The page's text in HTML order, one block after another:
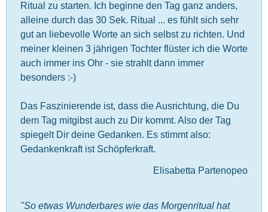
Ritual zu starten. Ich beginne den Tag ganz anders,
alleine durch das 30 Sek. Ritual ... es fühlt sich sehr
gut an liebevolle Worte an sich selbst zu richten. Und
meiner kleinen 3 jährigen Tochter flüster ich die Worte
auch immer ins Ohr - sie strahlt dann immer
besonders :-)
Das Faszinierende ist, dass die Ausrichtung, die Du
dem Tag mitgibst auch zu Dir kommt. Also der Tag
spiegelt Dir deine Gedanken. Es stimmt also:
Gedankenkraft ist Schöpferkraft.
Elisabetta Partenopeo
"So etwas Wunderbares wie das Morgenritual hat